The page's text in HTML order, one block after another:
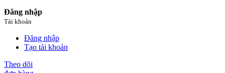
Đăng nhập
Tài khoản
Đăng nhập
Tạo tài khoản
Theo dõi